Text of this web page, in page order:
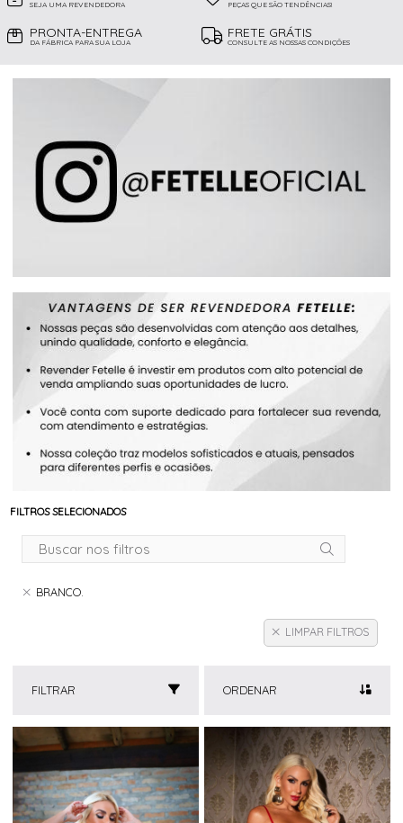
SEJA UMA REVENDEDORA PEÇAS QUE SÃO TENDÊNCIAS!
PRONTA-ENTREGA
DA FÁBRICA PARA SUA LOJA
FRETE GRÁTIS
CONSULTE AS NOSSAS CONDIÇÕES
FILTROS SELECIONADOS
BRANCO.
LIMPAR FILTROS
FILTRAR ORDENAR